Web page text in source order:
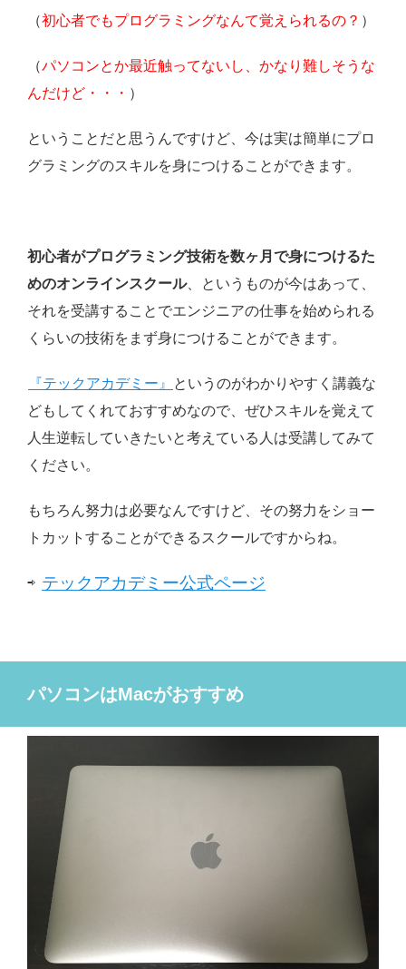
（初心者でもプログラミングなんて覚えられるの？ ）
（パソコンとか最近触ってないし、かなり難しそうな
んだけど・・・ ）
ということだと思うんですけど、今は実は簡単にプロ
グラミングのスキルを身につけることができます。
初心者がプログラミング技術を数ヶ月で身につけるた
めのオンラインスクール、というものが今はあって、
それを受講することでエンジニアの仕事を始められる
くらいの技術をまず身につけることができます。
『テックアカデミー』
というのがわかりやすく講義な
どもしてくれておすすめなので、ぜひスキルを覚えて
人生逆転していきたいと考えている人は受講してみて
ください。
もちろん努力は必要なんですけど、その努力をショー
トカットすることができるスクールですからね。
⇨ テックアカデミー公式ページ
パソコンはMacがおすすめ